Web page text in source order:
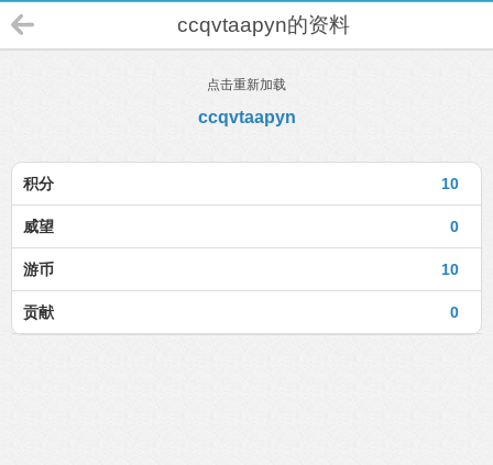
ccqvtaapyn的资料
点击重新加载
ccqvtaapyn
10
积分
0
威望
10
游币
0
贡献